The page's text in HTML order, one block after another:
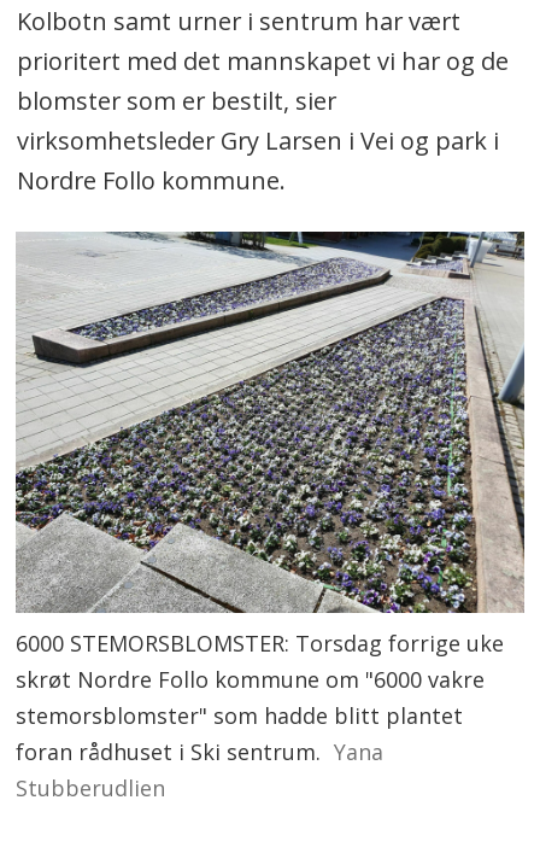
Kolbotn samt urner i sentrum har vært
prioritert med det mannskapet vi har og de
blomster som er bestilt, sier
virksomhetslederGry Larsen i Vei og park i
Nordre Follo kommune.
6000 STEMORSBLOMSTER: Torsdag forrige uke
skrøt Nordre Follo kommune om "6000 vakre
stemorsblomster" som hadde blitt plantet
foran rådhuset i Ski sentrum. Yana
Stubberudlien